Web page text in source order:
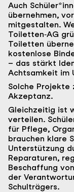
Auch
übernehmen,
mitgestalten.
Toiletten‑AG
Toiletten
kostenlose
– das stärkt
Achtsamkeit im
Solche
Akzeptanz.
Gleichzeitig ist
verteilen.
für Pflege,
brauchen klare
Unterstützung
Reparaturen,
Beschaffung
der
Schulträgers.